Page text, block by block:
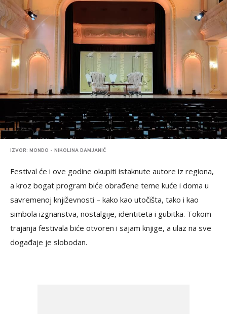
IZVOR: MONDO - NIKOLINA DAMJANIĆ
Festival će i ove godine okupiti istaknute autore iz regiona,
a kroz bogat program biće obrađene teme kuće i doma u
savremenoj književnosti – kako kao utočišta, tako i kao
simbola izgnanstva, nostalgije, identiteta i gubitka. Tokom
trajanja festivala biće otvoren i sajam knjige, a ulaz na sve
događaje je slobodan.